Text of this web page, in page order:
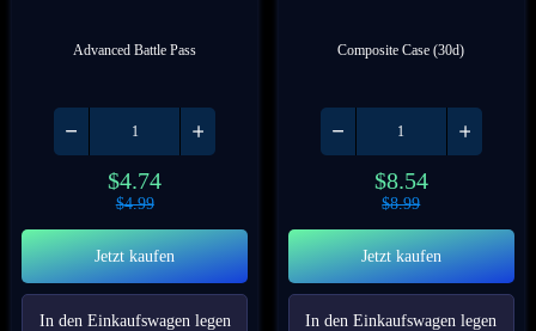
Advanced Battle Pass
$4.74
$4.99
Jetzt kaufen
In den Einkaufswagen legen
Composite Case (30d)
$8.54
$8.99
Jetzt kaufen
In den Einkaufswagen legen